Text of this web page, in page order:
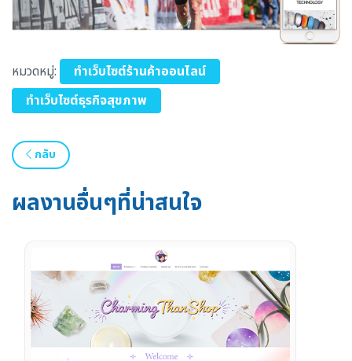
หมวดหมู่:
ทำเว็บไซต์ร้านค้าออนไลน์
ทำเว็บไซต์ธุรกิจสุขภาพ
กลับ
ผลงานอื่นๆที่น่าสนใจ